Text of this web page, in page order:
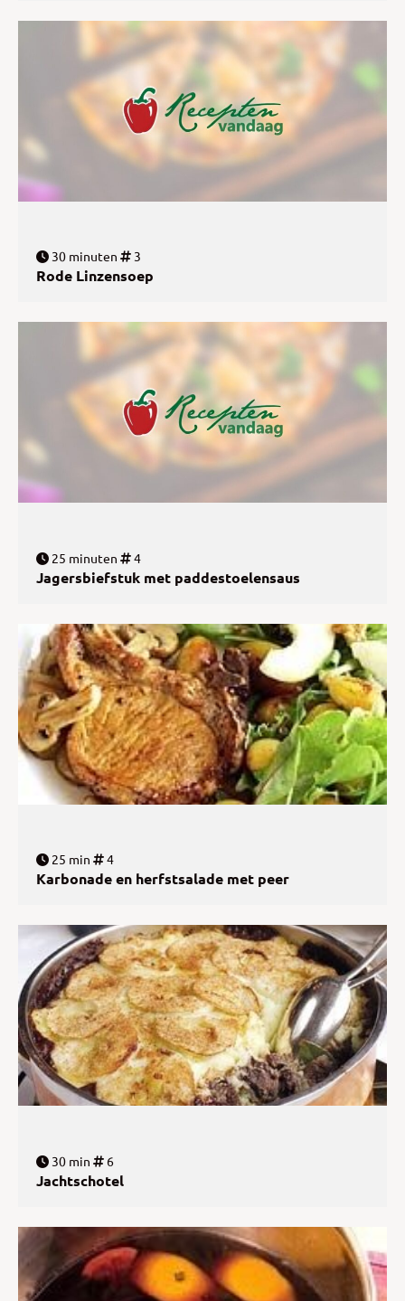
30 minuten 3
Rode Linzensoep
25 minuten 4
Jagersbiefstuk met paddestoelensaus
25 min 4
Karbonade en herfstsalade met peer
30 min 6
Jachtschotel